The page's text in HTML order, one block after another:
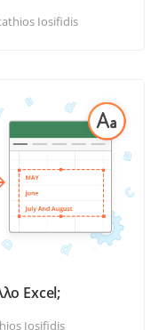
Iosifidis
Excel;
Iosifidis